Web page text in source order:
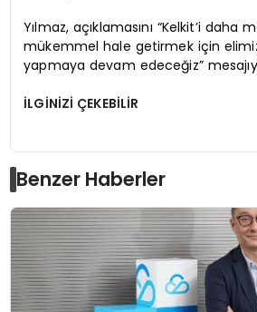
Yılmaz, açıklamasını “Kelkit’i daha
mükemmel hale getirmek için
yapmaya devam edeceğiz”
İLGİNİZİ ÇEKEBİLİR
Benzer Haberler